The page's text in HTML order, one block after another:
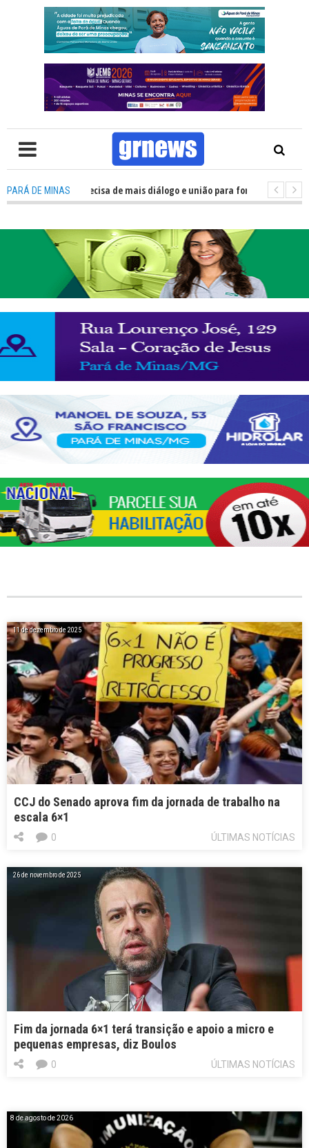
PARÁ DE MINAS
TV: Política precisa de mais diálogo e união para fortalecer Minas e
11 de dezembro de 2025
CCJ do Senado aprova fim da jornada de trabalho na
escala 6×1
ÚLTIMAS NOTÍCIAS
0
26 de novembro de 2025
Fim da jornada 6×1 terá transição e apoio a micro e
pequenas empresas, diz Boulos
ÚLTIMAS NOTÍCIAS
0
8 de agosto de 2026